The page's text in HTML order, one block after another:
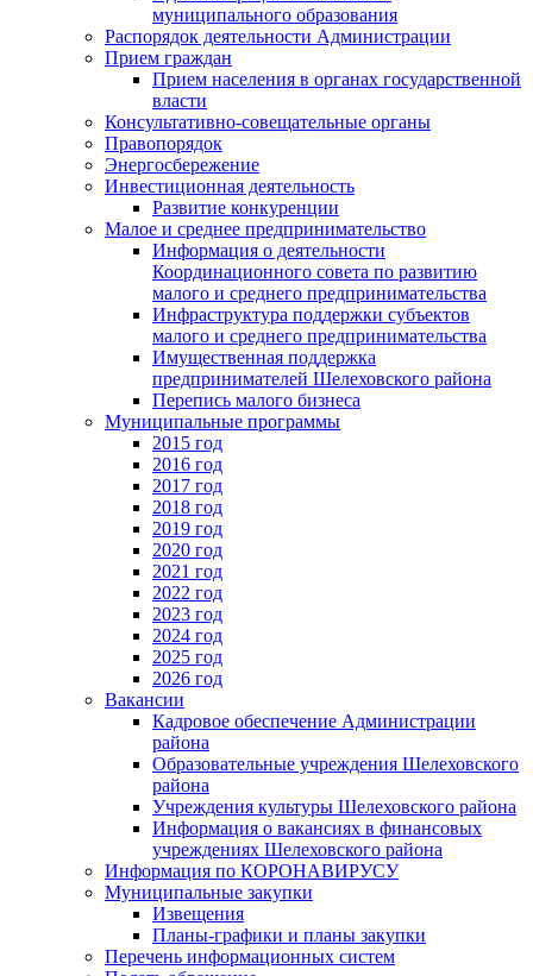
муниципального образования
Распорядок деятельности Администрации
Прием граждан
Прием населения в органах государственной
власти
Консультативно-совещательные органы
Правопорядок
Энергосбережение
Инвестиционная деятельность
Развитие конкуренции
Малое и среднее предпринимательство
Информация о деятельности
Координационного совета по развитию
малого и среднего предпринимательства
Инфраструктура поддержки субъектов
малого и среднего предпринимательства
Имущественная поддержка
предпринимателей Шелеховского района
Перепись малого бизнеса
Муниципальные программы
2015 год
2016 год
2017 год
2018 год
2019 год
2020 год
2021 год
2022 год
2023 год
2024 год
2025 год
2026 год
Вакансии
Кадровое обеспечение Администрации
района
Образовательные учреждения Шелеховского
района
Учреждения культуры Шелеховского района
Информация о вакансиях в финансовых
учреждениях Шелеховского района
Информация по КОРОНАВИРУСУ
Муниципальные закупки
Извещения
Планы-графики и планы закупки
Перечень информационных систем